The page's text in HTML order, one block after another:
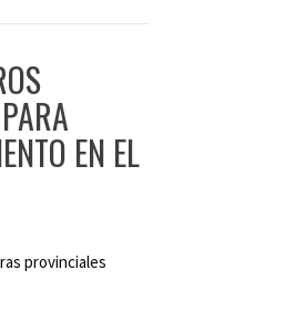
EN EL
provinciales